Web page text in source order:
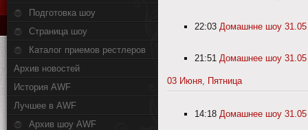
Подготовка шоу
Страница шоу
Каталог приемов рестлеров
Архив новостей
История AWF
Лучшее в AWF
Архив шоу AWF
22:03 Домашнне шоу 31.05
21:51 Домашнее шоу 31.05
03 Июня, Пятница
14:18 Домашнее шоу 31.05